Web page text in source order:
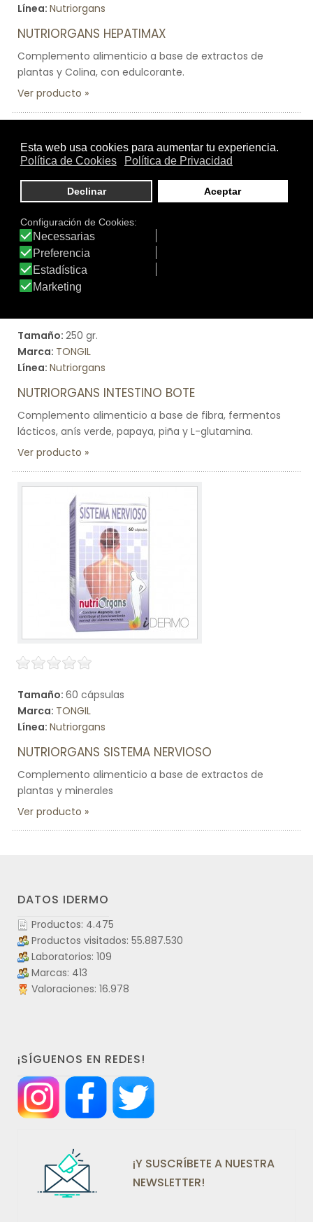
Línea: Nutriorgans
NUTRIORGANS HEPATIMAX
Complemento alimenticio a base de extractos de
plantas y Colina, con edulcorante.
Ver producto
Tamaño: 250 gr.
Marca: TONGIL
Línea: Nutriorgans
NUTRIORGANS INTESTINO BOTE
Complemento alimenticio a base de fibra, fermentos
lácticos, anís verde, papaya, piña y L-glutamina.
Ver producto
Tamaño: 60 cápsulas
Marca: TONGIL
Línea: Nutriorgans
NUTRIORGANS SISTEMA NERVIOSO
Complemento alimenticio a base de extractos de
plantas y minerales
Ver producto
DATOS IDERMO
Productos: 4.475
Productos visitados: 55.887.530
Laboratorios: 109
Marcas: 413
Valoraciones: 16.978
¡SÍGUENOS EN REDES!
¡Y SUSCRÍBETE A NUESTRA
NEWSLETTER!